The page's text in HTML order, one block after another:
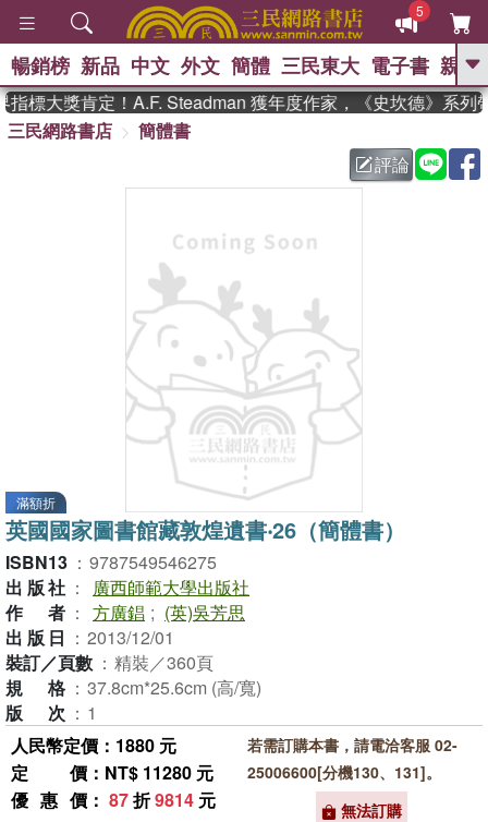
5
GO
父親節 、 如果歷
暑期推薦 、 國際布克
偉大的迷走神經
暢銷榜 新品 中文 外文 簡體 三民東大 電子書 親子
標大獎肯定！A.F. Steadman 獲年度作家，《史坎德》系列
三民網路書店
簡體書
評論
滿額折
英國國家圖書館藏敦煌遺書‧26（簡體書）
ISBN13 ： 9787549546275
出版社 ：
廣西師範大學出版社
作者 ： 方廣錩 ; (英)吳芳思
出版日 ： 2013/12/01
裝訂／頁數 ： 精裝／360頁
規格 ： 37.8cm*25.6cm (高/寬)
版次 ： 1
人民幣定價：1880 元
定價 ：NT$ 11280 元
優惠價 ： 87折9814 元
若需訂購本書，請電洽客服 02-
25006600[分機130、131]。
無法訂購